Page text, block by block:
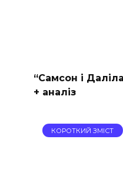
“Самсон і
+ аналіз
КОРОТКИЙ ЗМІСТ